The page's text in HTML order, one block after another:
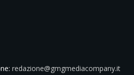
redazione@gmgmediacompany.it